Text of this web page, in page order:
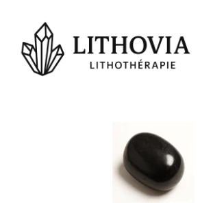
navigation
au
contenu
Signes Astrologiques